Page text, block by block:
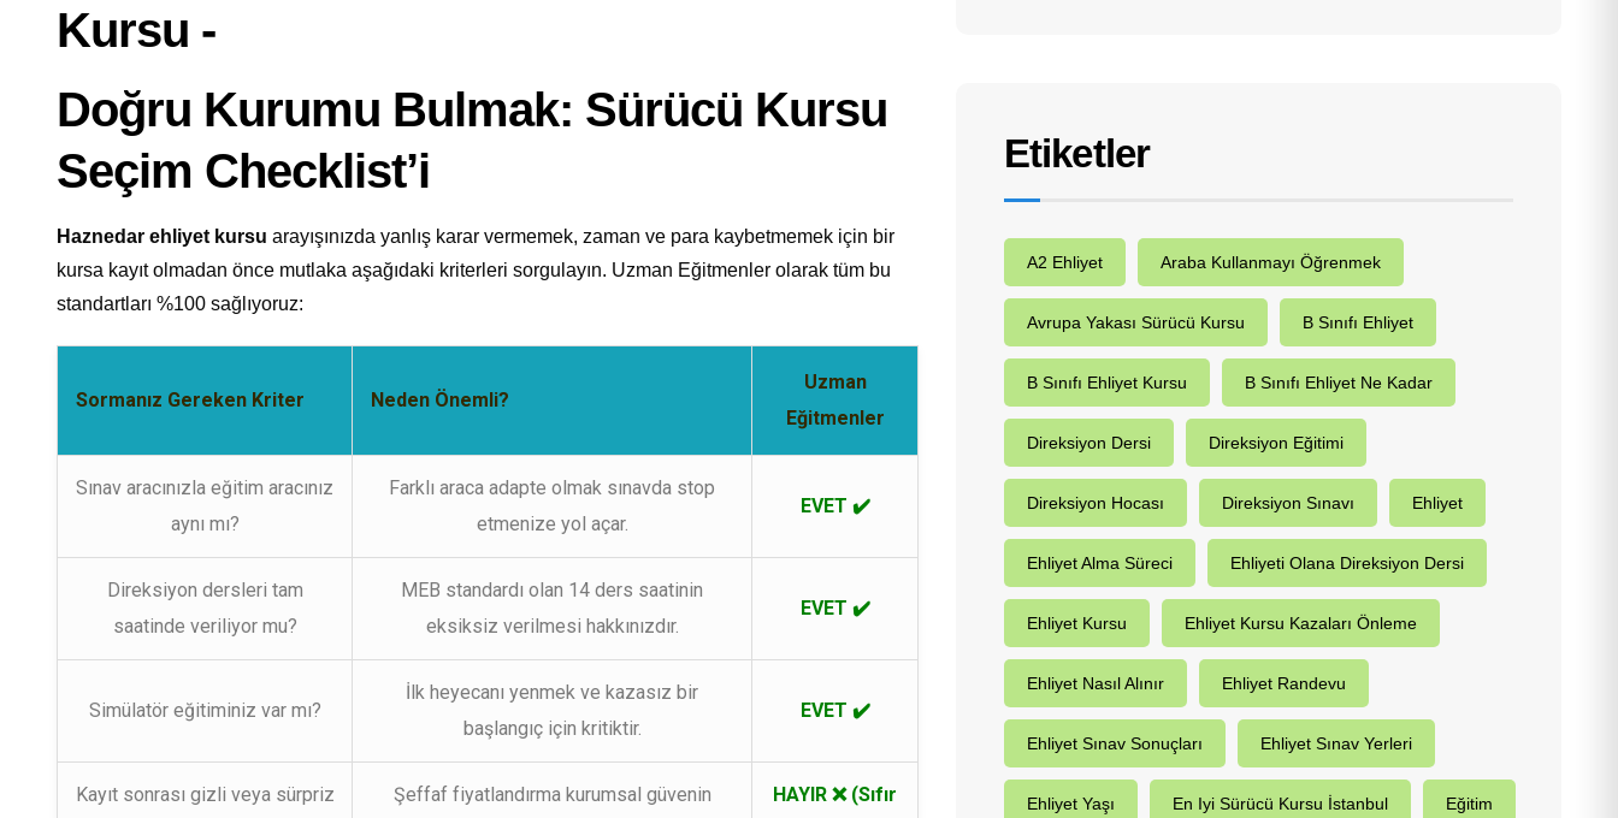
Doğru Kurumu Bulmak: Sürücü Kursu
Seçim Checklist’i
Haznedar ehliyet kursu arayışınızda yanlış karar vermemek, zaman ve para kaybetmemek için bir
kursa kayıt olmadan önce mutlaka aşağıdaki kriterleri sorgulayın. Uzman Eğitmenler olarak tüm bu
standartları %100 sağlıyoruz:
Sormanız Gereken Kriter Neden Önemli?
Uzman
Eğitmenler
Sınav aracınızla eğitim aracınız
aynı mı?
Farklı araca adapte olmak sınavda stop
etmenize yol açar.
EVET ✔️
Direksiyon dersleri tam
saatinde veriliyor mu?
MEB standardı olan 14 ders saatinin
eksiksiz verilmesi hakkınızdır.
EVET ✔️
Simülatör eğitiminiz var mı?
İlk heyecanı yenmek ve kazasız bir
başlangıç için kritiktir.
EVET ✔️
Kayıt sonrası gizli veya sürpriz Şeffaf fiyatlandırma kurumsal güvenin HAYIR ❌ (Sıfır
Etiketler
A2 Ehliyet Araba Kullanmayı Öğrenmek
Avrupa Yakası Sürücü Kursu B Sınıfı Ehliyet
B Sınıfı Ehliyet Kursu B Sınıfı Ehliyet Ne Kadar
Direksiyon Dersi Direksiyon Eğitimi
Direksiyon Hocası Direksiyon Sınavı Ehliyet
Ehliyet Alma Süreci Ehliyeti Olana Direksiyon Dersi
Ehliyet Kursu Ehliyet Kursu Kazaları Önleme
Ehliyet Nasıl Alınır Ehliyet Randevu
Ehliyet Sınav Sonuçları Ehliyet Sınav Yerleri
Ehliyet Yaşı En Iyi Sürücü Kursu İstanbul Eğitim